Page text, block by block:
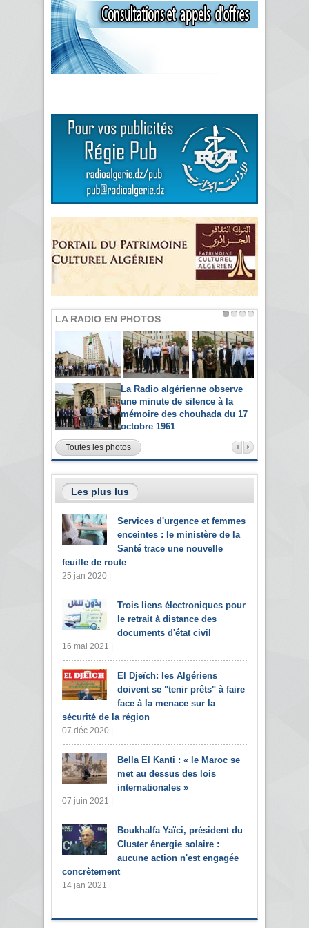
LA RADIO EN PHOTOS
La Radio algérienne observe
une minute de silence à la
mémoire des chouhada du 17
octobre 1961
Toutes les photos
Les plus lus
Services d'urgence et femmes
enceintes : le ministère de la
Santé trace une nouvelle
feuille de route
25 jan 2020 |
Trois liens électroniques pour
le retrait à distance des
documents d'état civil
16 mai 2021 |
El Djeïch: les Algériens
doivent se "tenir prêts" à faire
face à la menace sur la
sécurité de la région
07 déc 2020 |
Bella El Kanti : « le Maroc se
met au dessus des lois
internationales »
07 juin 2021 |
Boukhalfa Yaïci, président du
Cluster énergie solaire :
aucune action n'est engagée
concrètement
14 jan 2021 |